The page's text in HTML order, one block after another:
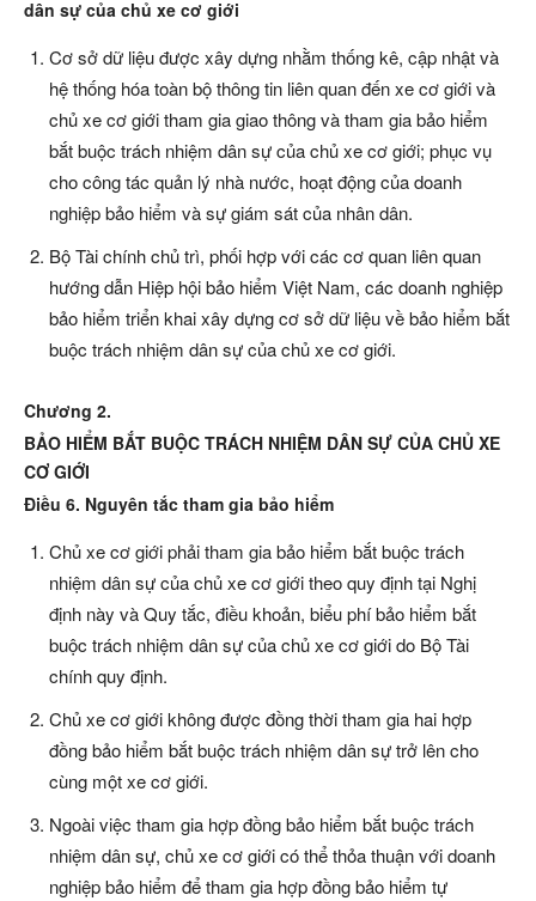
dân sự của chủ xe cơ giới
Cơ sở dữ liệu được xây dựng nhằm thống kê, cập nhật và
hệ thống hóa toàn bộ thông tin liên quan đến xe cơ giới và
chủ xe cơ giới tham gia giao thông và tham gia bảo hiểm
bắt buộc trách nhiệm dân sự của chủ xe cơ giới; phục vụ
cho công tác quản lý nhà nước, hoạt động của doanh
nghiệp bảo hiểm và sự giám sát của nhân dân.
Bộ Tài chính chủ trì, phối hợp với các cơ quan liên quan
hướng dẫn Hiệp hội bảo hiểm Việt Nam, các doanh nghiệp
bảo hiểm triển khai xây dựng cơ sở dữ liệu về bảo hiểm bắt
buộc trách nhiệm dân sự của chủ xe cơ giới.
Chương 2.
BẢO HIỂM BẮT BUỘC TRÁCH NHIỆM DÂN SỰ CỦA CHỦ XE
CƠ GIỚI
Điều 6. Nguyên tắc tham gia bảo hiểm
Chủ xe cơ giới phải tham gia bảo hiểm bắt buộc trách
nhiệm dân sự của chủ xe cơ giới theo quy định tại Nghị
định này và Quy tắc, điều khoản, biểu phí bảo hiểm bắt
buộc trách nhiệm dân sự của chủ xe cơ giới do Bộ Tài
chính quy định.
Chủ xe cơ giới không được đồng thời tham gia hai hợp
đồng bảo hiểm bắt buộc trách nhiệm dân sự trở lên cho
cùng một xe cơ giới.
Ngoài việc tham gia hợp đồng bảo hiểm bắt buộc trách
nhiệm dân sự, chủ xe cơ giới có thể thỏa thuận với doanh
nghiệp bảo hiểm để tham gia hợp đồng bảo hiểm tự